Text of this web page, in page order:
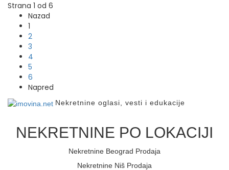
Strana 1 od 6
Nazad
1
2
3
4
5
6
Napred
Nekretnine oglasi, vesti i edukacije
NEKRETNINE PO LOKACIJI
Nekretnine Beograd Prodaja
Nekretnine Niš Prodaja